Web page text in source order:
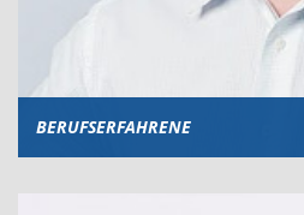
BERUFSERFAHRENE